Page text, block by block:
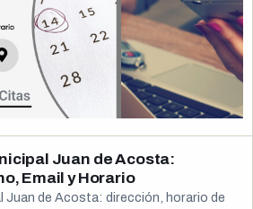
Juan de Acosta:
Email y Horario
Juan de Acosta: dirección, horario de